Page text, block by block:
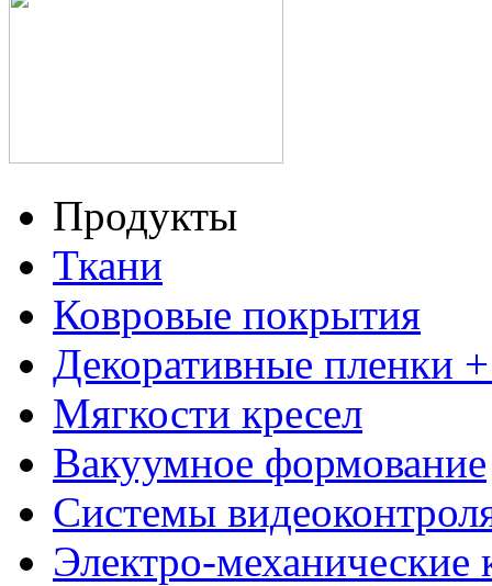
Продукты
Ткани
Ковровые покрытия
Декоративные пленки
Мягкости кресел
Вакуумное формование
Системы
Электро-